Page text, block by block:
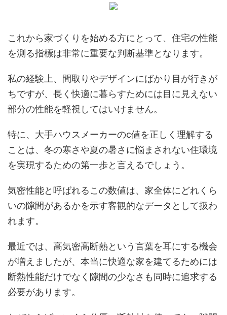
これから家づくりを始める方にとって、住宅の性能
を測る指標は非常に重要な判断基準となります。
私の経験上、間取りやデザインにばかり目が行きが
ちですが、長く快適に暮らすためには目に見えない
部分の性能を軽視してはいけません。
特に、大手ハウスメーカーのc値を正しく理解する
ことは、冬の寒さや夏の暑さに悩まされない住環境
を実現するための第一歩と言えるでしょう。
気密性能と呼ばれるこの数値は、家全体にどれくら
いの隙間があるかを示す客観的なデータとして扱わ
れます。
最近では、高気密高断熱という言葉を耳にする機会
が増えましたが、本当に快適な家を建てるためには
断熱性能だけでなく隙間の少なさも同時に追求する
必要があります。